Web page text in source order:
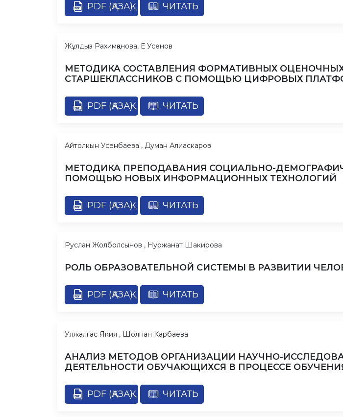
PDF (ҚАЗАҚ) ЧИТАТЬ
Жұлдыз Рахимқанова, Е Усенов
МЕТОДИКА СОСТАВЛЕНИЯ ФОРМАТИВНЫХ
СТАРШЕКЛАССНИКОВ С ПОМОЩЬЮ ЦИФРОВЫХ
PDF (ҚАЗАҚ) ЧИТАТЬ
Айтолкын Усенбаева , Думан Алиаскаров
МЕТОДИКА ПРЕПОДАВАНИЯ СОЦИАЛЬНО-
ПОМОЩЬЮ НОВЫХ ИНФОРМАЦИОННЫХ ТЕХНОЛОГИЙ
PDF (ҚАЗАҚ) ЧИТАТЬ
Руслан Жолболсынов , Нуржанат Шакирова
РОЛЬ ОБРАЗОВАТЕЛЬНОЙ СИСТЕМЫ В РАЗВИТИИ
PDF (ҚАЗАҚ) ЧИТАТЬ
Улжалгас Якия , Шолпан Карбаева
АНАЛИЗ МЕТОДОВ ОРГАНИЗАЦИИ НАУЧНО-
ДЕЯТЕЛЬНОСТИ ОБУЧАЮЩИХСЯ В ПРОЦЕССЕ
PDF (ҚАЗАҚ) ЧИТАТЬ